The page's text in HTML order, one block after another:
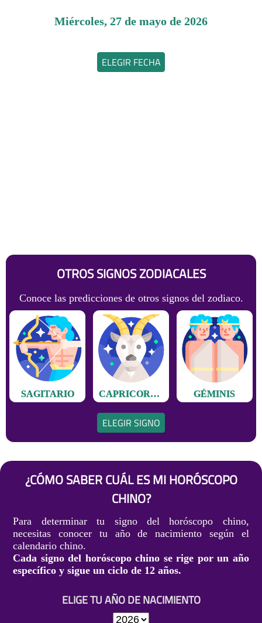
miércoles, 27 de mayo de 2026
ELEGIR FECHA
OTROS SIGNOS ZODIACALES
Conoce las predicciones de otros signos del zodiaco.
SAGITARIO CAPRICORNIO GÉMINIS
ELEGIR SIGNO
¿CÓMO SABER CUÁL ES MI HORÓSCOPO
CHINO?
Para determinar tu signo del horóscopo chino,
necesitas conocer tu año de nacimiento según el
calendario chino.
Cada signo del horóscopo chino se rige por un año
específico y sigue un ciclo de 12 años.
ELIGE TU AÑO DE NACIMIENTO